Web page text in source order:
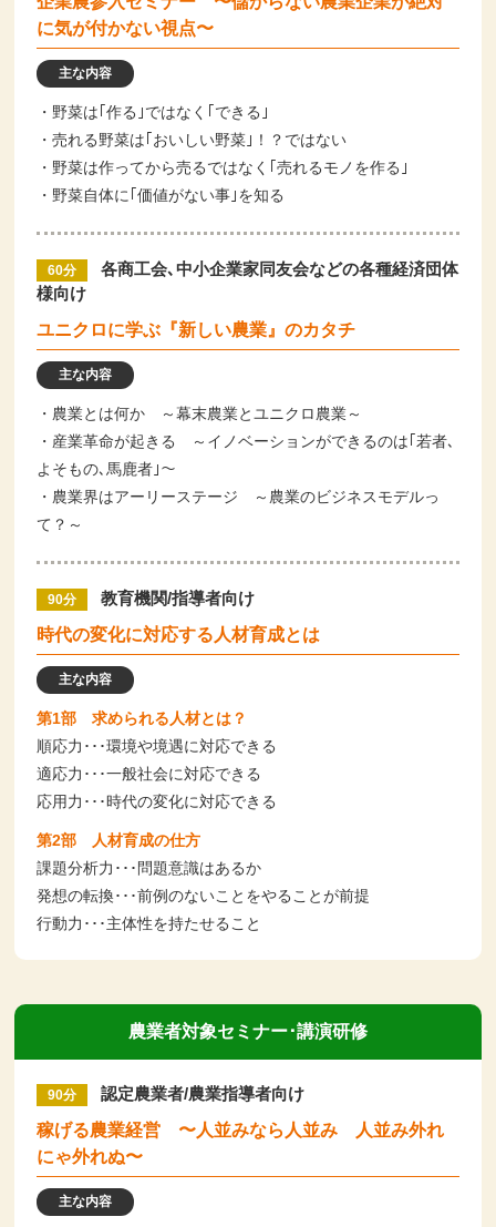
に気が付かない視点〜
主な内容
・野菜は｢作る｣ではなく｢できる｣
・売れる野菜は｢おいしい野菜｣！？ではない
・野菜は作ってから売るではなく｢売れるモノを作る｣
・野菜自体に｢価値がない事｣を知る
60分
各商工会､中小企業家同友会などの各種経済団体
様向け
ユニクロに学ぶ『新しい農業』のカタチ
主な内容
・農業とは何か ～幕末農業とユニクロ農業～
・産業革命が起きる ～イノベーションができるのは｢若者､
よそもの､馬鹿者｣～
・農業界はアーリーステージ ～農業のビジネスモデルっ
て？～
90分
教育機関/指導者向け
時代の変化に対応する人材育成とは
主な内容
第1部 求められる人材とは？
順応力･･･環境や境遇に対応できる
適応力･･･一般社会に対応できる
応用力･･･時代の変化に対応できる
第2部 人材育成の仕方
課題分析力･･･問題意識はあるか
発想の転換･･･前例のないことをやることが前提
行動力･･･主体性を持たせること
農業者対象セミナー･講演研修
90分
認定農業者/農業指導者向け
稼げる農業経営 〜人並みなら人並み 人並み外れ
にゃ外れぬ〜
主な内容